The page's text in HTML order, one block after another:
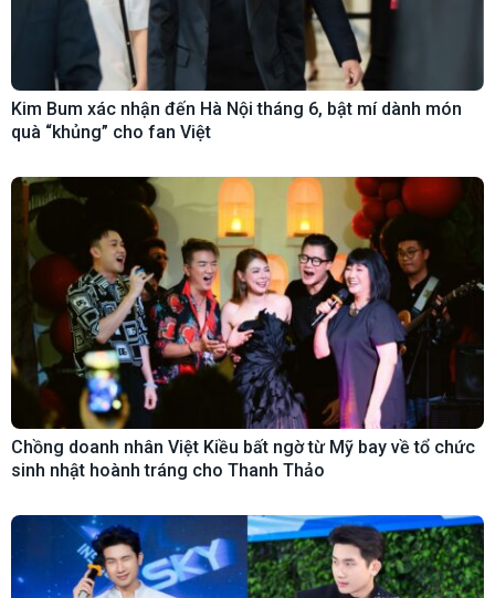
Kim Bum xác nhận đến Hà Nội tháng 6, bật mí dành món
quà “khủng” cho fan Việt
Chồng doanh nhân Việt Kiều bất ngờ từ Mỹ bay về tổ chức
sinh nhật hoành tráng cho Thanh Thảo